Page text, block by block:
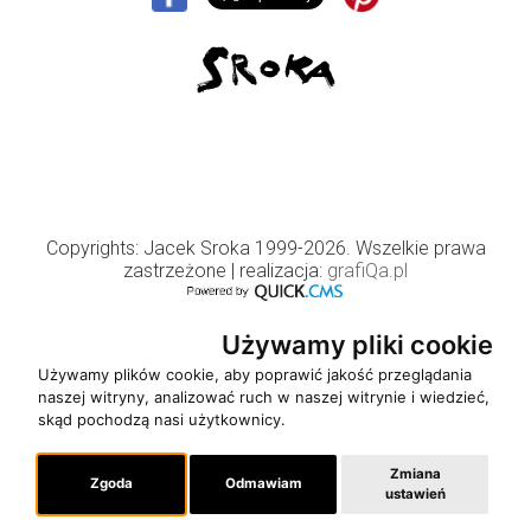
Używamy pliki cookie
Używamy plików cookie, aby poprawić jakość przeglądania
naszej witryny, analizować ruch w naszej witrynie i wiedzieć,
skąd pochodzą nasi użytkownicy.
Zgoda Odmawiam
Zmiana
ustawień
Copyrights: Jacek Sroka 1999-2026. Wszelkie prawa
zastrzeżone | realizacja: grafiQa.pl